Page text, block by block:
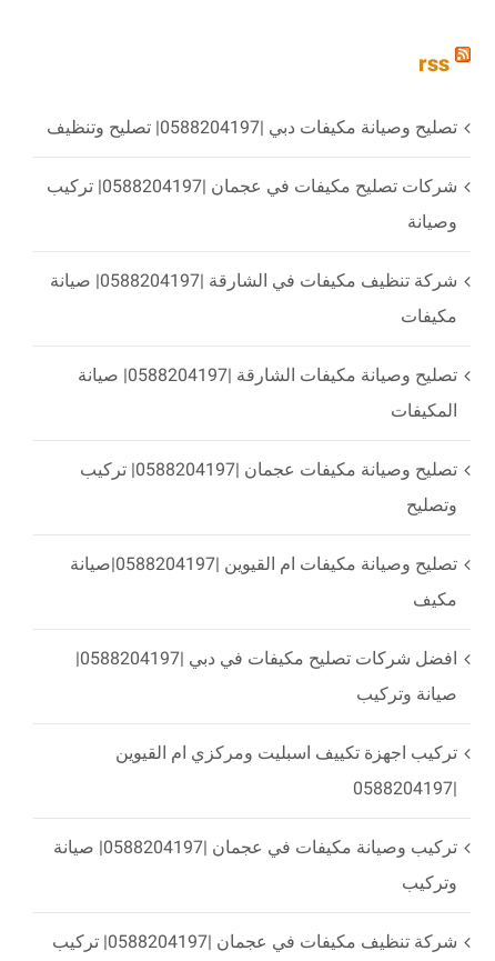
rss
تصليح وصيانة مكيفات دبي |0588204197| تصليح وتنظيف
شركات تصليح مكيفات في عجمان |0588204197| تركيب
وصيانة
شركة تنظيف مكيفات في الشارقة |0588204197| صيانة
مكيفات
تصليح وصيانة مكيفات الشارقة |0588204197| صيانة
المكيفات
تصليح وصيانة مكيفات عجمان |0588204197| تركيب
وتصليح
تصليح وصيانة مكيفات ام القيوين |0588204197|صيانة
مكيف
افضل شركات تصليح مكيفات في دبي |0588204197|
صيانة وتركيب
تركيب اجهزة تكييف اسبليت ومركزي ام القيوين
|0588204197
تركيب وصيانة مكيفات في عجمان |0588204197| صيانة
وتركيب
شركة تنظيف مكيفات في عجمان |0588204197| تركيب